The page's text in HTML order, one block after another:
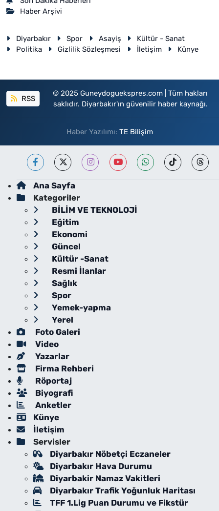
Haber Arşivi
Diyarbakır Spor Asayiş
Kültür - Sanat
Politika
Gizlilik Sözleşmesi İletişim Künye
RSS
© 2025 Guneydoguekspres.com | Tüm hakları
saklıdır. Diyarbakır'ın güvenilir haber kaynağı.
Haber Yazılımı: TE Bilişim
Ana Sayfa
Kategoriler
BİLİM VE TEKNOLOJİ
Eğitim
Ekonomi
Güncel
Kültür -Sanat
Resmi İlanlar
Sağlık
Spor
Yemek-yapma
Yerel
Foto Galeri
Video
Yazarlar
Firma Rehberi
Röportaj
Biyografi
Anketler
Künye
İletişim
Servisler
Diyarbakır Nöbetçi Eczaneler
Diyarbakır Hava Durumu
Diyarbakir Namaz Vakitleri
Diyarbakır Trafik Yoğunluk Haritası
TFF 1.Lig Puan Durumu ve Fikstür